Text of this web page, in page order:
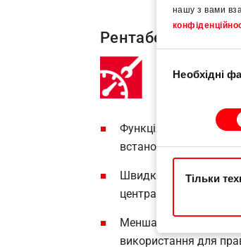
нашу з вами
згодиНеобхідні
Тільки
Рентабельність
Функція FixClick
встановлення стулок
Швидке і легке
центрального
Менша кількість
використання для